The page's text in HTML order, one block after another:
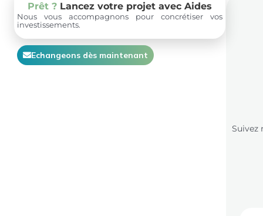
Prêt ? Lancez votre projet avec Aides
Nous vous accompagnons pour concrétiser vos
investissements.
Echangeons dès maintenant
Suivez